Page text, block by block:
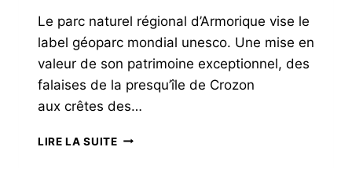
Le parc naturel régional d’Armorique vise le
label géoparc mondial unesco. Une mise en
valeur de son patrimoine exceptionnel, des
falaises de la presqu’île de Crozon
aux crêtes des…
LIRE LA SUITEL’ENJEU